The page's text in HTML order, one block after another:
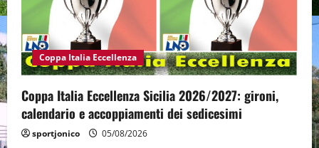
Coppa Italia Eccellenza
Coppa Italia Eccellenza Sicilia 2026/2027: gironi,
calendario e accoppiamenti dei sedicesimi
sportjonico 05/08/2026